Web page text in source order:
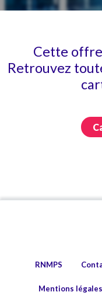
Cette offre
Retrouvez
RNMPS
Mentions légales